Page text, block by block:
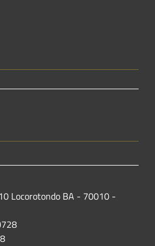
Locorotondo BA - 70010 -